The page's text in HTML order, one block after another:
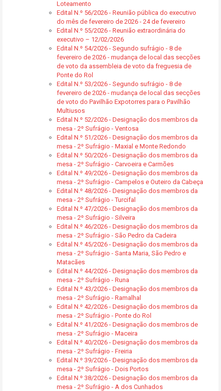
Loteamento
Edital N.º 56/2026 - Reunião pública do executivo
do mês de fevereiro de 2026 - 24 de fevereiro
Edital N.º 55/2026 - Reunião extraordinária do
executivo – 12/02/2026
Edital N.º 54/2026 - Segundo sufrágio - 8 de
fevereiro de 2026 - mudança de local das secções
de voto da assembleia de voto da freguesia de
Ponte do Rol
Edital N.º 53/2026 - Segundo sufrágio - 8 de
fevereiro de 2026 - mudança de local das secções
de voto do Pavilhão Expotorres para o Pavilhão
Multiusos
Edital N.º 52/2026 - Designação dos membros da
mesa - 2º Sufrágio - Ventosa
Edital N.º 51/2026 - Designação dos membros da
mesa - 2º Sufrágio - Maxial e Monte Redondo
Edital N.º 50/2026 - Designação dos membros da
mesa - 2º Sufrágio - Carvoeira e Carmões
Edital N.º 49/2026 - Designação dos membros da
mesa - 2º Sufrágio - Campelos e Outeiro da Cabeça
Edital N.º 48/2026 - Designação dos membros da
mesa - 2º Sufrágio - Turcifal
Edital N.º 47/2026 - Designação dos membros da
mesa - 2º Sufrágio - Silveira
Edital N.º 46/2026 - Designação dos membros da
mesa - 2º Sufrágio - São Pedro da Cadeira
Edital N.º 45/2026 - Designação dos membros da
mesa - 2º Sufrágio - Santa Maria, São Pedro e
Matacães
Edital N.º 44/2026 - Designação dos membros da
mesa - 2º Sufrágio - Runa
Edital N.º 43/2026 - Designação dos membros da
mesa - 2º Sufrágio - Ramalhal
Edital N.º 42/2026 - Designação dos membros da
mesa - 2º Sufrágio - Ponte do Rol
Edital N.º 41/2026 - Designação dos membros de
mesa - 2º Sufrágio - Maceira
Edital N.º 40/2026 - Designação dos membros da
mesa - 2º Sufrágio - Freiria
Edital N.º 39/2026 - Designação dos membros da
mesa - 2º Sufrágio - Dois Portos
Edital N.º 38/2026 - Designação dos membros da
mesa - 2º Sufrágio - A dos Cunhados